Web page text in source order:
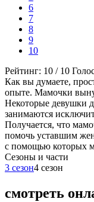
6
7
8
9
10
Рейтинг: 10 / 10
Как вы думаете,
опыте. Мамочки
Некоторые девушки
занимаются
Получается, что
помочь уставшим
с помощью которых
Cезоны и части
3 сезон4 сезон
смотреть